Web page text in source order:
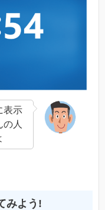
表示
人
みよう!